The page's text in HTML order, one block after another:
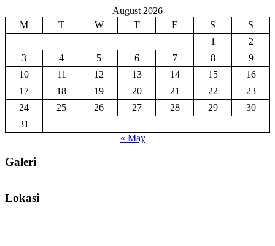
August 2026
M
T W T F S
S
1
2
3
4 5 6 7 8
9
10
11 12 13 14 15
16
17
18 19 20 21 22
23
24
25 26 27 28 29
30
31
« May
Galeri
Lokasi